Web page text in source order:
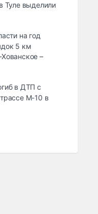
Туле выделили
на год
5 км
–
в ДТП с
М-10 в